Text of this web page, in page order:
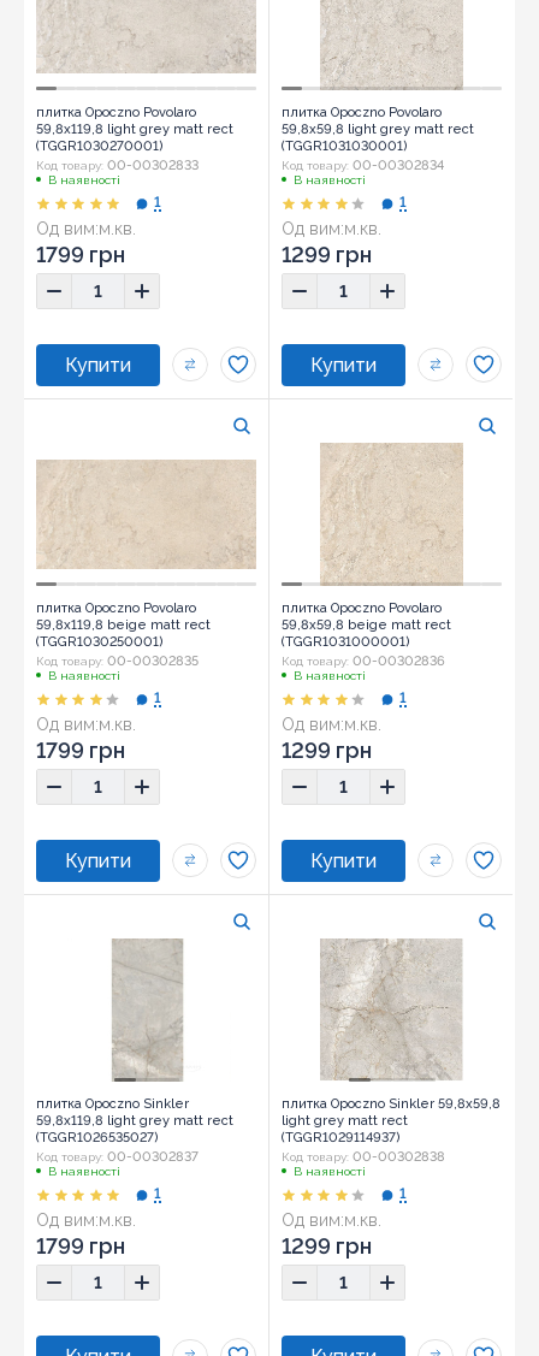
плитка Opoczno Povolaro
59,8x119,8 light grey matt rect
(TGGR1030270001)
Код товару: 00-00302833
В наявності
Од вим:м.кв.
1
1799 грн
плитка Opoczno Povolaro
59,8x59,8 light grey matt rect
(TGGR1031030001)
Код товару: 00-00302834
В наявності
Од вим:м.кв.
1
1299 грн
плитка Opoczno Povolaro
59,8x119,8 beige matt rect
(TGGR1030250001)
Код товару: 00-00302835
В наявності
Од вим:м.кв.
1
1799 грн
плитка Opoczno Povolaro
59,8x59,8 beige matt rect
(TGGR1031000001)
Код товару: 00-00302836
В наявності
Од вим:м.кв.
1
1299 грн
плитка Opoczno Sinkler
59,8x119,8 light grey matt rect
(TGGR1026535027)
Код товару: 00-00302837
В наявності
Од вим:м.кв.
1
1799 грн
плитка Opoczno Sinkler 59,8x59,8
light grey matt rect
(TGGR1029114937)
Код товару: 00-00302838
В наявності
Од вим:м.кв.
1
1299 грн